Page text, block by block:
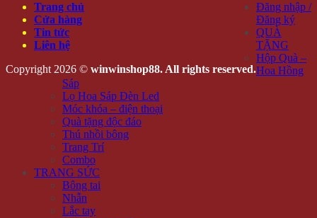
Trang chủ
Cửa hàng
Tin tức
Liên hệ
Copyright 2026 © winwinshop88. All rights reserved.
Đăng nhập /
Đăng ký
QUÀ
TẶNG
Hộp Quà –
Hoa Hồng
Sáp
Lọ Hoa Sáp Đèn Led
Móc khóa – điện thoại
Quà tặng độc đáo
Thú nhồi bông
Trang Trí
Combo
TRANG SỨC
Bông tai
Nhẫn
Lắc tay